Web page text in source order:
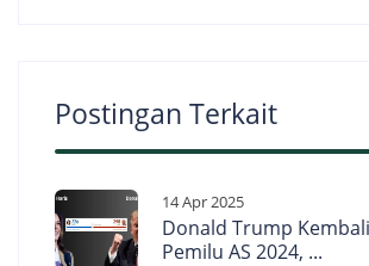
Postingan Terkait
14 Apr 2025
Donald Trump
Pemilu AS 2024, ...